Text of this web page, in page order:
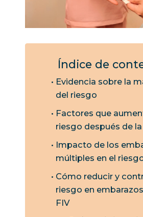
Índice de
Evidencia sobre la
del riesgo
Factores que
riesgo después de
Impacto de los
múltiples en el
Cómo reducir y
riesgo en
FIV